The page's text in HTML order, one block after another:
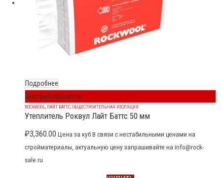
Подробнее
Быстрый просмотр
ROCKWOOL ЛАЙТ БАТТС ОБЩЕСТРОИТЕЛЬНАЯ ИЗОЛЯЦИЯ
Утеплитель Роквул Лайт Баттс 50 мм
₽3,360.00 Цена за куб В связи с нестабильными ценами на
стройматериалы, актуальную цену запрашивайте на info@rock-
sale.ru